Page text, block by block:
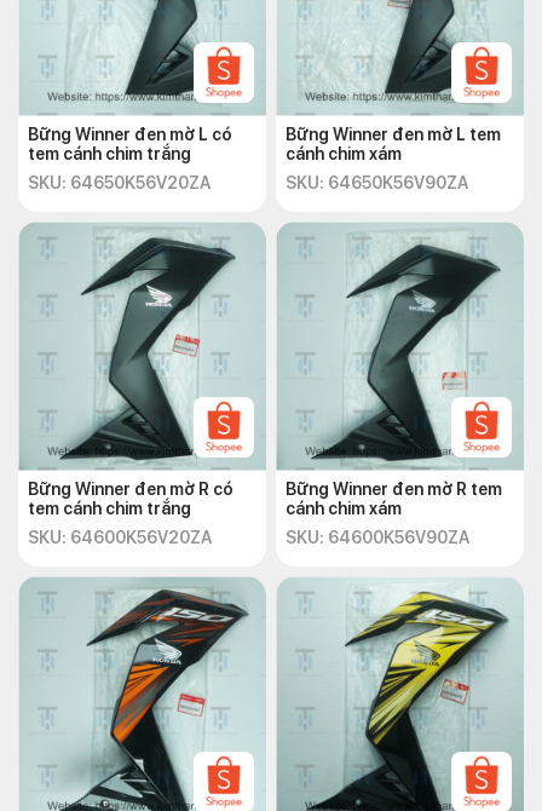
Bững Winner đen mờ L có
tem cánh chim trắng
SKU: 64650K56V20ZA
Bững Winner đen mờ L tem
cánh chim xám
SKU: 64650K56V90ZA
Bững Winner đen mờ R có
tem cánh chim trắng
SKU: 64600K56V20ZA
Bững Winner đen mờ R tem
cánh chim xám
SKU: 64600K56V90ZA